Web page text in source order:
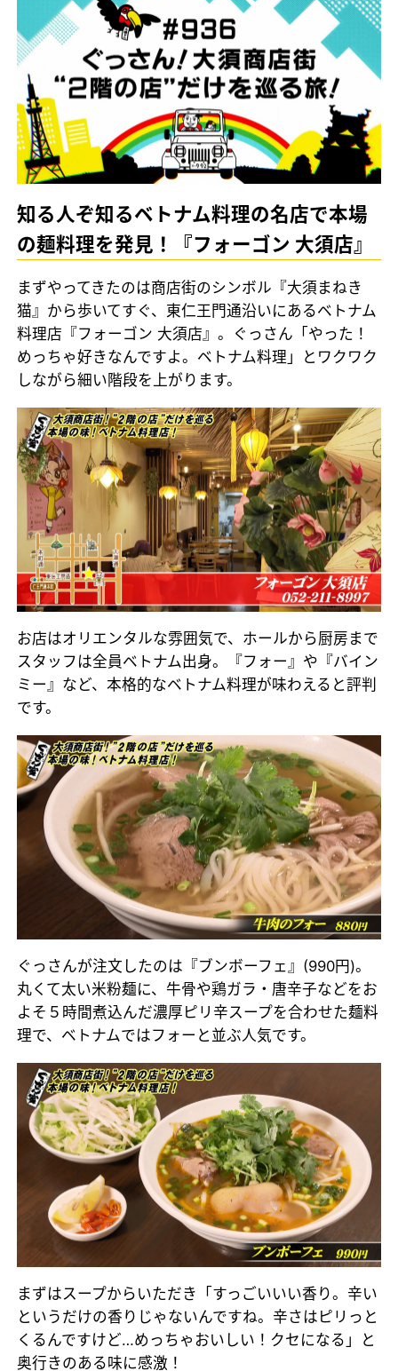
知る人ぞ知るベトナム料理の名店で本場
の麺料理を発見！『フォーゴン 大須店』
まずやってきたのは商店街のシンボル『大須まねき
猫』から歩いてすぐ、東仁王門通沿いにあるベトナム
料理店『フォーゴン 大須店』。ぐっさん「やった！
めっちゃ好きなんですよ。ベトナム料理」とワクワク
しながら細い階段を上がります。
お店はオリエンタルな雰囲気で、ホールから厨房まで
スタッフは全員ベトナム出身。『フォー』や『バイン
ミー』など、本格的なベトナム料理が味わえると評判
です。
ぐっさんが注文したのは『ブンボーフェ』(990円)。
丸くて太い米粉麺に、牛骨や鶏ガラ・唐辛子などをお
よそ５時間煮込んだ濃厚ピリ辛スープを合わせた麺料
理で、ベトナムではフォーと並ぶ人気です。
まずはスープからいただき「すっごいいい香り。辛い
というだけの香りじゃないんですね。辛さはピリっと
くるんですけど…めっちゃおいしい！クセになる」と
奥行きのある味に感激！